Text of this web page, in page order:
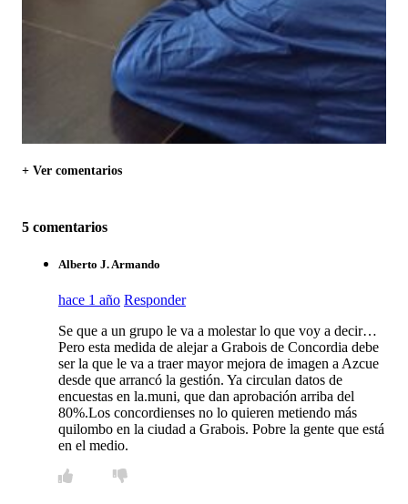
+ Ver comentarios
5 comentarios
Alberto J. Armando
hace 1 año Responder
Se que a un grupo le va a molestar lo que voy a decir…
Pero esta medida de alejar a Grabois de Concordia debe
ser la que le va a traer mayor mejora de imagen a Azcue
desde que arrancó la gestión. Ya circulan datos de
encuestas en la.muni, que dan aprobación arriba del
80%.Los concordienses no lo quieren metiendo más
quilombo en la ciudad a Grabois. Pobre la gente que está
en el medio.